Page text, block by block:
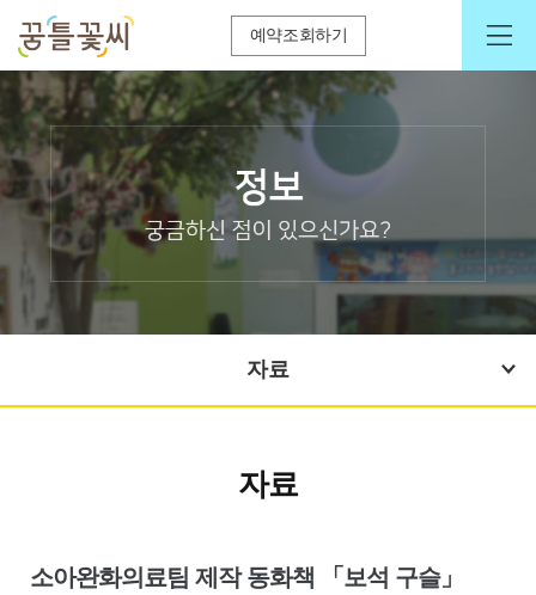
예약조회하기
자료
자료
소아완화의료팀 제작 동화책 「보석 구슬」